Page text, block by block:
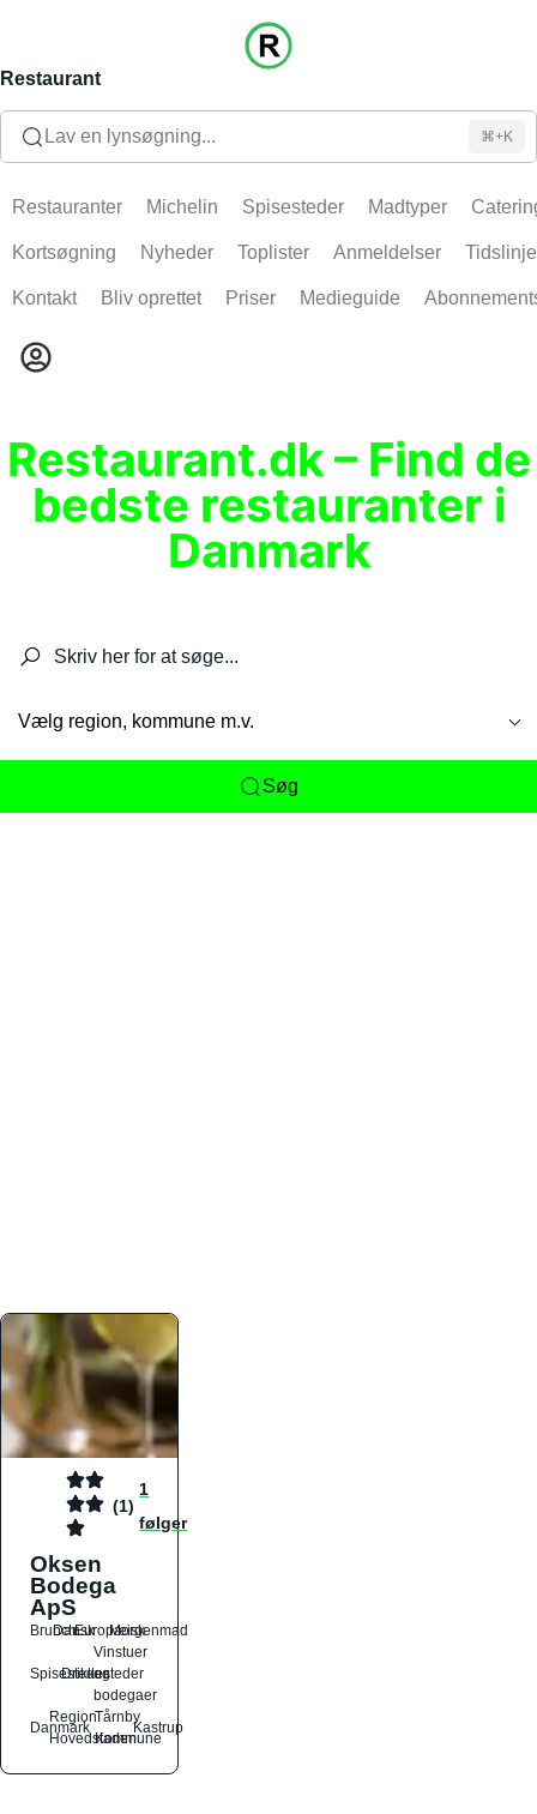
Restaurant
Lav en lynsøgning... ⌘+K
Restauranter Michelin Spisesteder Madtyper
Kortsøgning Nyheder Toplister Anmeldelser Tidslinje
Kontakt Bliv oprettet Priser Medieguide
Restaurant.dk – Find de
bedste restauranter i
Danmark
Vælg region, kommune m.v.
Søg
(1)
1
følger
Oksen
Bodega
ApS
Brunch
DanskEuropæiskMorgenmad
Spisesteder
Drikkesteder
Vinstuer
og
bodegaer
Danmark
Region
Hovedstaden
Tårnby
Kommune
Kastrup